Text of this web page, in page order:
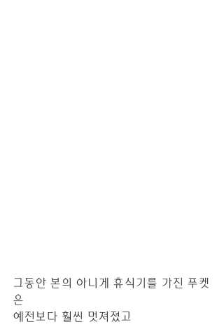
그동안 본의 아니게 휴식기를 가진 푸켓
은
예전보다 훨씬 멋져졌고